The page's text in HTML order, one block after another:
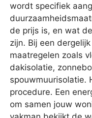
wordt specifiek
de prijs is, en wat
zijn. Bij een
maatregelen zoals
dakisolatie,
spouwmuurisolatie.
procedure. Een
om samen jouw